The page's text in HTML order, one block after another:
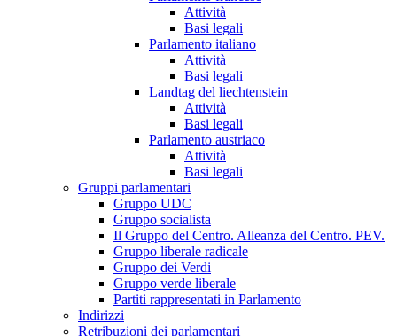
Attività
Basi legali
Parlamento italiano
Attività
Basi legali
Landtag del liechtenstein
Attività
Basi legali
Parlamento austriaco
Attività
Basi legali
Gruppi parlamentari
Gruppo UDC
Gruppo socialista
Il Gruppo del Centro. Alleanza del Centro. PEV.
Gruppo liberale radicale
Gruppo dei Verdi
Gruppo verde liberale
Partiti rappresentati in Parlamento
Indirizzi
Retribuzioni dei parlamentari